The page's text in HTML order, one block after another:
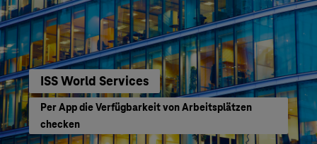
ISS World Services
Per App die Verfügbarkeit von Arbeitsplätzen
checken